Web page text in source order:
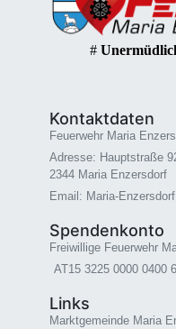
#
Kontaktdaten
Feuerwehr Maria
Adresse: Hauptstraße
2344 Maria Enzersdorf
Email: Maria-
Spendenkonto
Freiwillige Feuerwehr
AT15 3225 0000 0400
Links
Marktgemeinde Maria